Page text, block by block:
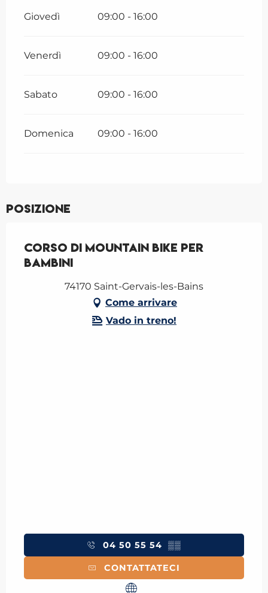
Giovedì 09:00 - 16:00
Venerdì 09:00 - 16:00
Sabato 09:00 - 16:00
Domenica 09:00 - 16:00
Posizione
Corso di mountain bike per
bambini
74170 Saint-Gervais-les-Bains
Come arrivare
Vado in treno!
04 50 55 54 ▒▒
CONTATTATECI